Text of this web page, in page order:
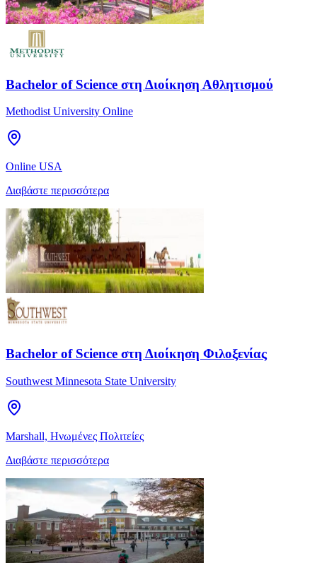
Bachelor of Science στη Διοίκηση Αθλητισμού
Methodist University Online
Online USA
Διαβάστε περισσότερα
Bachelor of Science στη Διοίκηση Φιλοξενίας
Southwest Minnesota State University
Marshall, Ηνωμένες Πολιτείες
Διαβάστε περισσότερα